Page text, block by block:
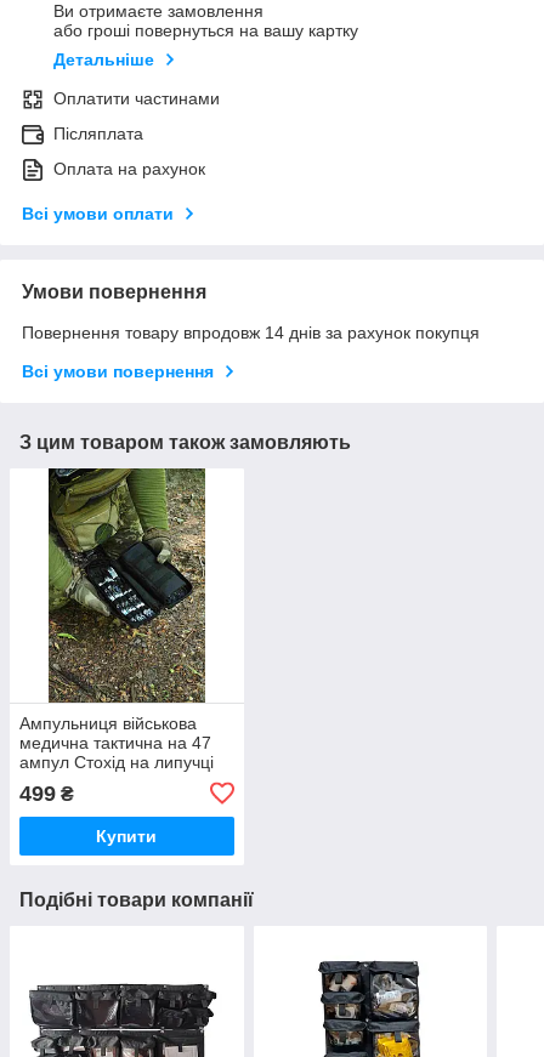
Ви отримаєте замовлення
або гроші повернуться на вашу картку
Детальніше
Оплатити частинами
Післяплата
Оплата на рахунок
Всі умови оплати
Умови повернення
Повернення товару впродовж 14 днів за рахунок покупця
Всі умови повернення
З цим товаром також замовляють
Ампульниця військова
медична тактична на 47
ампул Стохід на липучці
для бойових медиків ЗСУ
499 ₴
Купити
Подібні товари компанії